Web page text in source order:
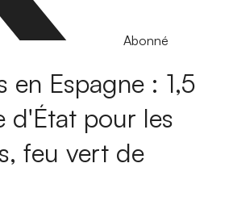
Abonné
en Espagne : 1,5
d'État pour les
feu vert de